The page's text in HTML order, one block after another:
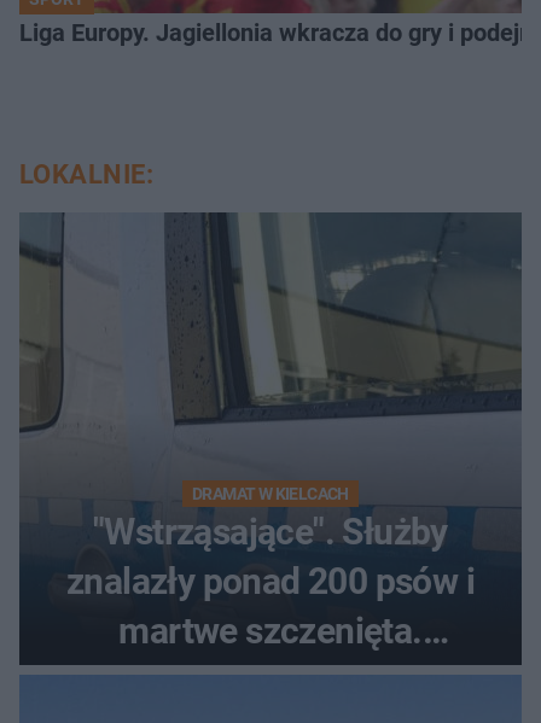
Liga Europy. Jagiellonia wkracza do gry i
LOKALNIE:
DRAMAT W KIELCACH
"Wstrząsające". Służby
znalazły ponad 200 psów i
martwe szczenięta.
Zatrzymano 35-latka